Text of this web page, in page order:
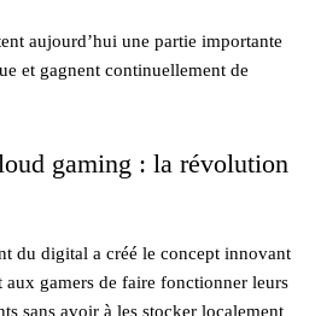
aujourd’hui une partie importante
et gagnent continuellement de
gaming : la révolution
du digital a créé le concept innovant
gamers de faire fonctionner leurs
sans avoir à les stocker localement